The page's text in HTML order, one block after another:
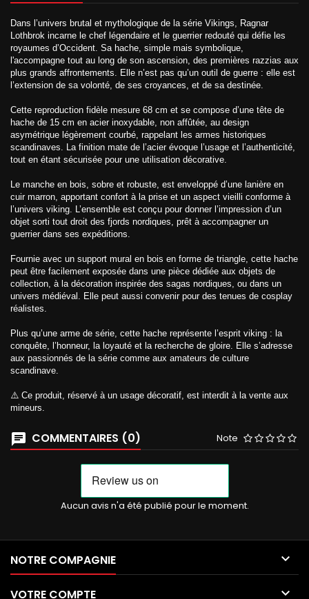
Dans l’univers brutal et mythologique de la série Vikings, Ragnar
Lothbrok incarne le chef légendaire et le guerrier redouté qui défie les
royaumes d’Occident. Sa hache, simple mais symbolique,
l'accompagne tout au long de son ascension, des premières razzias aux
plus grands affrontements. Elle n’est pas qu’un outil de guerre : elle est
l’extension de sa volonté, de ses croyances, et de sa destinée.
Cette reproduction fidèle mesure 68 cm et se compose d’une tête de
hache de 15 cm en acier inoxydable, non affûtée, au design
asymétrique légèrement courbé, rappelant les armes historiques
scandinaves. La finition mate de l’acier évoque l’usage et l’authenticité,
tout en étant sécurisée pour une utilisation décorative.
Le manche en bois, sobre et robuste, est enveloppé d’une lanière en
cuir marron, apportant confort à la prise et un aspect vieilli conforme à
l’univers viking. L’ensemble est conçu pour donner l’impression d’un
objet sorti tout droit des fjords nordiques, prêt à accompagner un
guerrier dans ses expéditions.
Fournie avec un support mural en bois en forme de triangle, cette hache
peut être facilement exposée dans une pièce dédiée aux objets de
collection, à la décoration inspirée des sagas nordiques, ou dans un
univers médiéval. Elle peut aussi convenir pour des tenues de cosplay
réalistes.
Plus qu’une arme de série, cette hache représente l’esprit viking : la
conquête, l’honneur, la loyauté et la recherche de gloire. Elle s’adresse
aux passionnés de la série comme aux amateurs de culture
scandinave.
⚠️ Ce produit, réservé à un usage décoratif, est interdit à la vente aux
mineurs.
COMMENTAIRES (0) Note
Aucun avis n'a été publié pour le moment.
NOTRE COMPAGNIE 
VOTRE COMPTE 